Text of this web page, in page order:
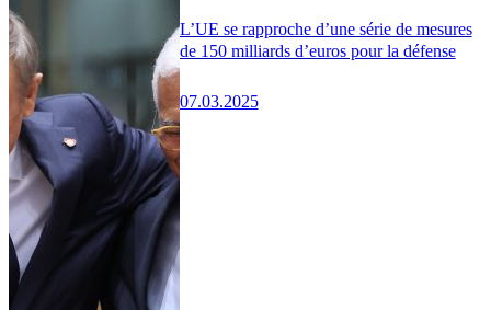
L’UE se rapproche d’une série de mesures
de 150 milliards d’euros pour la défense
07.03.2025